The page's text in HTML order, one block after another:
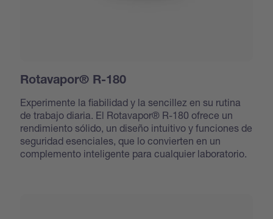
Rotavapor® R-180
Experimente la fiabilidad y la sencillez en su rutina
de trabajo diaria. El Rotavapor® R-180 ofrece un
rendimiento sólido, un diseño intuitivo y funciones de
seguridad esenciales, que lo convierten en un
complemento inteligente para cualquier laboratorio.